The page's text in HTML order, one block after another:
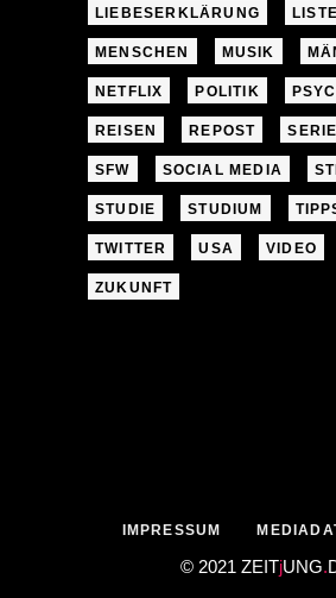
LIEBESERKLÄRUNG LISTE
MENSCHEN MUSIK
NETFLIX POLITIK
REISEN REPOST
SFW SOCIAL MEDIA
STUDIE STUDIUM
TWITTER USA VIDEO
ZUKUNFT
IMPRESSUM
© 2021 ZEITjUNG.